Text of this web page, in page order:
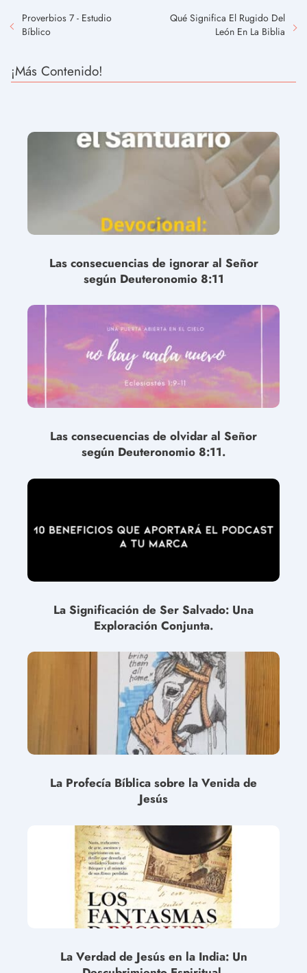
Proverbios 7 - Estudio
Bíblico
Qué Significa El Rugido Del
León En La Biblia
¡Más Contenido!
Las consecuencias de ignorar al Señor
según Deuteronomio 8:11
Las consecuencias de olvidar al Señor
según Deuteronomio 8:11.
La Significación de Ser Salvado: Una
Exploración Conjunta.
La Profecía Bíblica sobre la Venida de
Jesús
La Verdad de Jesús en la India: Un